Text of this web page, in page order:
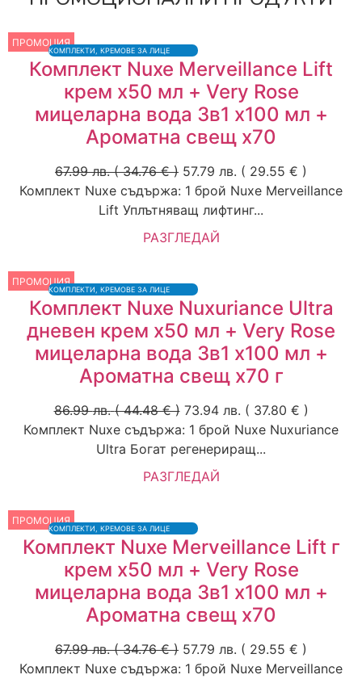
ПРОМОЦИЯ
КОМПЛЕКТИ КРЕМОВЕ ЗА ЛИЦЕ
Комплект Nuxe Merveillance Lift
крем х50 мл + Very Rose
мицеларна вода 3в1 x100 мл +
Ароматна свещ х70
67.99лв. ( 34.76 € ) 57.79 лв. ( 29.55 € )
Комплект Nuxe съдържа: 1 брой Nuxe Merveillance
Lift Уплътняващ лифтинг...
РАЗГЛЕДАЙ
ПРОМОЦИЯ
КОМПЛЕКТИ КРЕМОВЕ ЗА ЛИЦЕ
Комплект Nuxe Nuxuriance Ultra
дневен крем x50 мл + Very Rose
мицеларна вода 3в1 x100 мл +
Ароматна свещ х70 г
86.99лв. ( 44.48 € ) 73.94 лв. ( 37.80 € )
Комплект Nuxe съдържа: 1 брой Nuxe Nuxuriance
Ultra Богат регенериращ...
РАЗГЛЕДАЙ
ПРОМОЦИЯ
КОМПЛЕКТИ КРЕМОВЕ ЗА ЛИЦЕ
Комплект Nuxe Merveillance Lift г
крем х50 мл + Very Rose
мицеларна вода 3в1 x100 мл +
Ароматна свещ х70
67.99лв. ( 34.76 € ) 57.79 лв. ( 29.55 € )
Комплект Nuxe съдържа: 1 брой Nuxe Merveillance